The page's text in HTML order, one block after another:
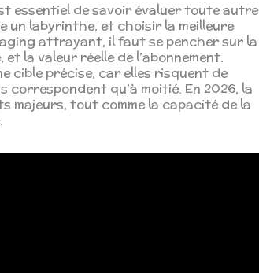
essentiel de savoir évaluer toute autre
un labyrinthe, et choisir la meilleure
attrayant, il faut se pencher sur la
la valeur réelle de l’abonnement.
cible précise, car elles risquent de
qu’à moitié. En 2026, la
majeurs, tout comme la capacité de la